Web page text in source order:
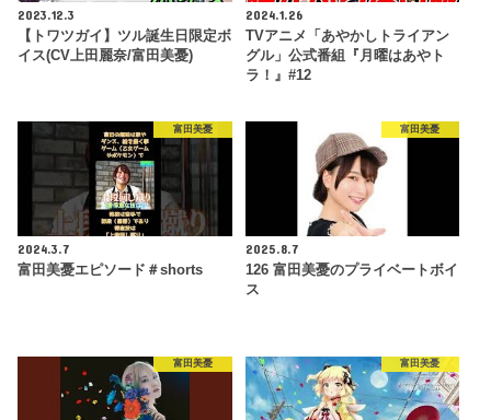
2023.12.3
【トワツガイ】ツル誕生日限定ボ
イス(CV上田麗奈/富田美憂)
2024.1.26
TVアニメ「あやかしトライアン
グル」公式番組『月曜はあやト
ラ！』#12
富田美憂
2024.3.7
富田美憂エピソード＃shorts
富田美憂
2025.8.7
126 富田美憂のプライベートボイ
ス
富田美憂 富田美憂